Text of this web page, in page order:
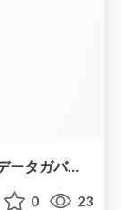
データマネジメント試験対策教材５〜データガバナンス〜
0 23